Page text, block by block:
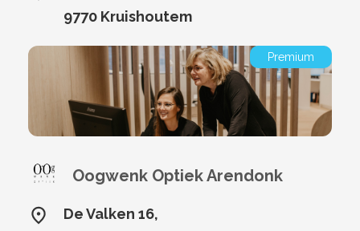
9770 Kruishoutem
Premium
Oogwenk Optiek Arendonk
De Valken 16,